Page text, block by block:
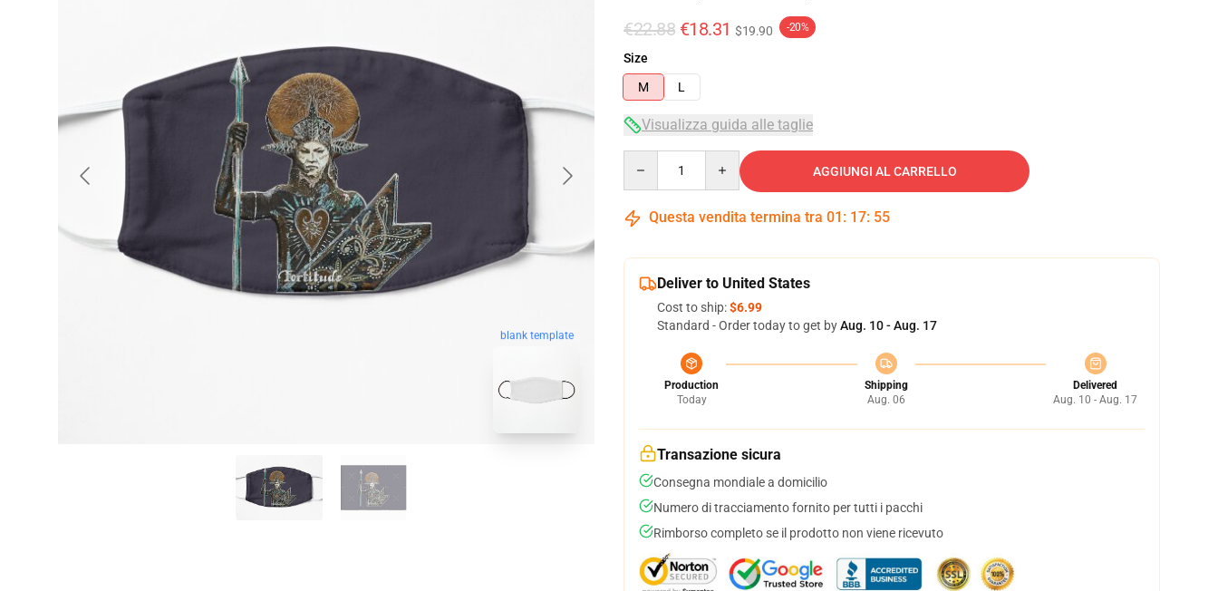
blank template
€22.88 €18.31 $19.90 -20%
Size
M
L
Visualizza guida alle taglie
AGGIUNGI AL CARRELLO
Questa vendita termina tra 01 : 17: 54
Deliver to United States
Cost to ship:$6.99
Standard - Order today to get byAug. 10 - Aug. 17
Production
Today
Shipping
Aug. 06
Delivered
Aug. 10 - Aug. 17
Transazione sicura
Consegna mondiale a domicilio
Numero di tracciamento fornito per tutti i pacchi
Rimborso completo se il prodotto non viene ricevuto